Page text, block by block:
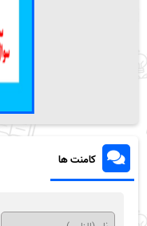
کامنت ها